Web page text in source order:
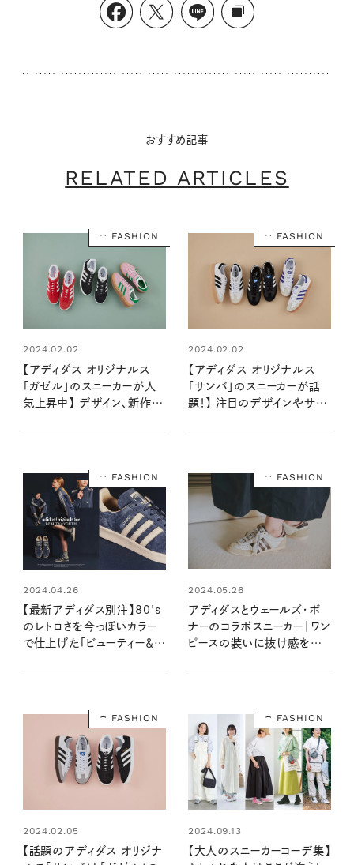
おすすめ記事
RELATED ARTICLES
FASHION
2024.02.02
【アディダス オリジナルス
「ガゼル」のスニーカーが人
気上昇中】 デザイン、新作、
説 Vol.2
FASHION
2024.02.02
【アディダス オリジナルス
「サンバ」のスニーカーが話
題！】 注目のデザインやサイ
Vol.1
FASHION
2024.04.26
【最新アディダス別注】80's
のレトロさを今っぽいカラー
で仕上げた「ビューティー＆ユ
FASHION
2024.05.26
アディダスとウェールズ・ボ
ナーのコラボスニーカー｜ワン
ピースの装いに抜け感をプラ
れ】
FASHION
2024.02.05
【話題のアディダス オリジナ
FASHION
2024.09.13
【大人のスニーカーコーデ集】